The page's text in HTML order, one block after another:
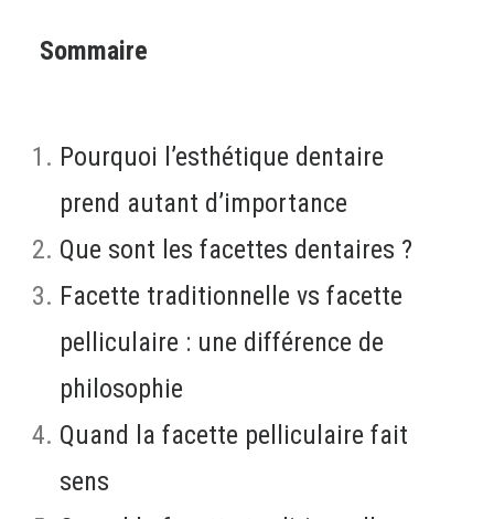
Sommaire
Pourquoi l’esthétique dentaire
prend autant d’importance
Que sont les facettes dentaires ?
Facette traditionnelle vs facette
pelliculaire : une différence de
philosophie
Quand la facette pelliculaire fait
sens